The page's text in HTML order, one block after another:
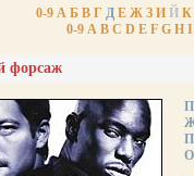
0-9 А Б В Г Д Е Ж З И Й К
0-9 A B C D E F G H I
форсаж